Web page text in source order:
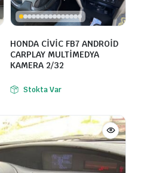
HONDA CİVİC FB7 ANDROİD
CARPLAY MULTİMEDYA
KAMERA 2/32
Stokta Var